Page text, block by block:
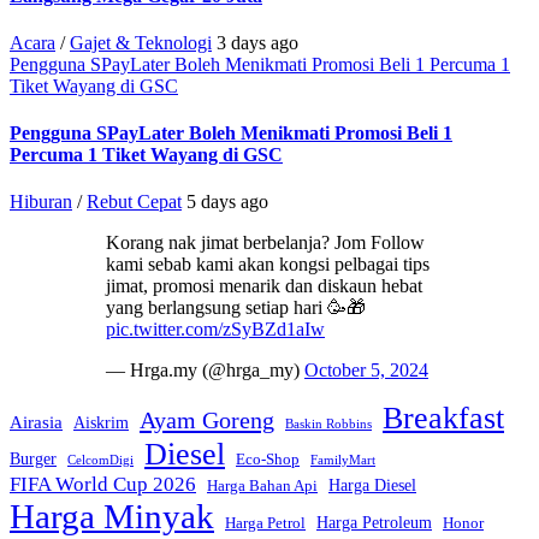
Acara /Gajet & Teknologi 3 days ago
Pengguna SPayLater Boleh Menikmati Promosi Beli 1 Percuma 1
Tiket Wayang di GSC
Pengguna SPayLater Boleh Menikmati Promosi Beli 1
Percuma 1 Tiket Wayang di GSC
Hiburan /Rebut Cepat 5 days ago
Korang nak jimat berbelanja? Jom Follow
kami sebab kami akan kongsi pelbagai tips
jimat, promosi menarik dan diskaun hebat
yang berlangsung setiap hari 🥳🎁
pic.twitter.com/zSyBZd1aIw
— Hrga.my (@hrga_my) October 5, 2024
Airasia Aiskrim Ayam Goreng Baskin Robbins Breakfast
Burger CelcomDigi Diesel Eco-Shop FamilyMart
FIFA World Cup 2026 Harga Bahan Api Harga Diesel
Harga Minyak Harga Petrol Harga Petroleum Honor